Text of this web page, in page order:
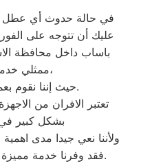
في حالة حدوث أي عطل
عليك أن تتوجه على
باساب داخل محافظة
ممثلي خدمة العملاء عبر الهاتف،
حيث إننا نقوم بعمل الإصلاحات داخل منزلك.
تعتبر الافران من
بشكل كبير
ولأننا نعي جيدا مدى
فقد وفرنا خدمة مميزة وقطع غيار اصلية لكافة الأعطال.